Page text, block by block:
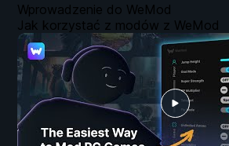
Wprowadzenie do WeMod
Jak korzystać z modów z WeMod